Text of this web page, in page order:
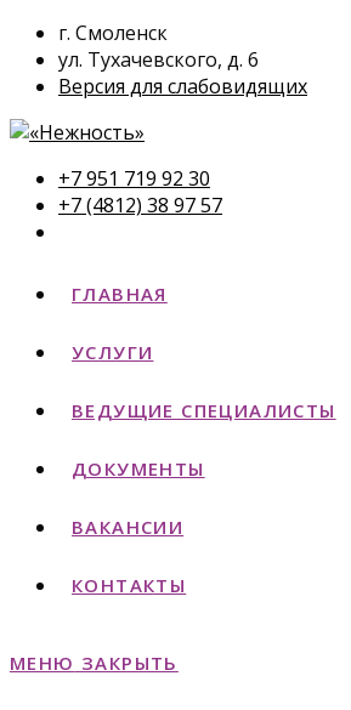
г. Смоленск
ул. Тухачевского, д. 6
Версия для слабовидящих
+7 951 719 92 30
+7 (4812) 38 97 57
ГЛАВНАЯ
УСЛУГИ
ВЕДУЩИЕ СПЕЦИАЛИСТЫ
ДОКУМЕНТЫ
ВАКАНСИИ
КОНТАКТЫ
МЕНЮ ЗАКРЫТЬ